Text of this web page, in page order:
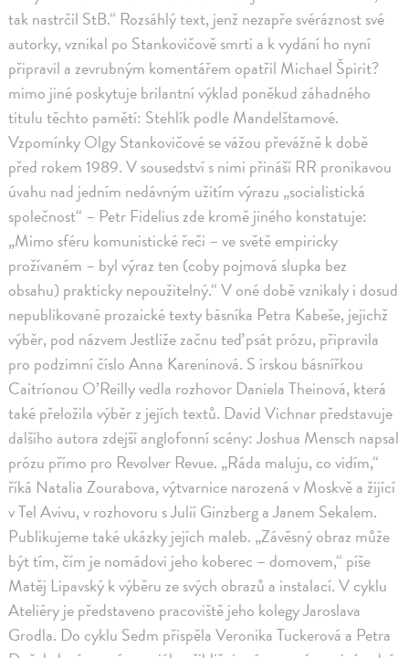
tak nastrčil StB.“ Rozsáhlý text, jenž nezapře svéráznost své
autorky, vznikal po Stankovičově smrti a k vydání ho nyní
připravil a zevrubným komentářem opatřil Michael Špirit?
mimo jiné poskytuje brilantní výklad poněkud záhadného
titulu těchto pamětí: Stehlík podle Mandelštamové.
Vzpomínky Olgy Stankovičové se vážou převážně k době
před rokem 1989. V sousedství s nimi přináší RR pronikavou
úvahu nad jedním nedávným užitím výrazu „socialistická
společnost“ – Petr Fidelius zde kromě jiného konstatuje:
„Mimo sféru komunistické řeči – ve světě empiricky
prožívaném – byl výraz ten (coby pojmová slupka bez
obsahu) prakticky nepoužitelný.“ V oné době vznikaly i dosud
nepublikované prozaické texty básníka Petra Kabeše, jejichž
výběr, pod názvem Jestliže začnu teď psát prózu, připravila
pro podzimní číslo Anna Kareninová. S irskou básnířkou
Caitríonou O’Reilly vedla rozhovor Daniela Theinová, která
také přeložila výběr z jejích textů. David Vichnar představuje
dalšího autora zdejší anglofonní scény: Joshua Mensch napsal
prózu přímo pro Revolver Revue. „Ráda maluju, co vidím,“
říká Natalia Zourabova, výtvarnice narozená v Moskvě a žijící
v Tel Avivu, v rozhovoru s Julií Ginzberg a Janem Sekalem.
Publikujeme také ukázky jejích maleb. „Závěsný obraz může
být tím, čím je nomádovi jeho koberec – domovem,“ píše
Matěj Lipavský k výběru ze svých obrazů a instalací. V cyklu
Ateliéry je představeno pracoviště jeho kolegy Jaroslava
Grodla. Do cyklu Sedm přispěla Veronika Tuckerová a Petra